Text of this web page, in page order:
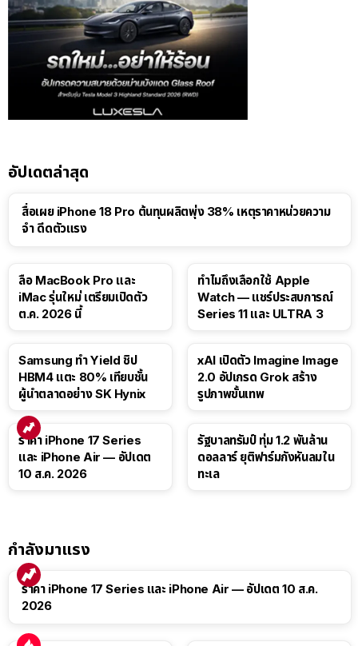
อัปเดตล่าสุด
สื่อเผย iPhone 18 Pro ต้นทุนผลิตพุ่ง 38% เหตุราคาหน่วยความ
จำ ดีดตัวแรง
ลือ MacBook Pro และ
iMac รุ่นใหม่ เตรียมเปิดตัว
ต.ค. 2026 นี้
ทำไมถึงเลือกใช้ Apple
Watch — แชร์ประสบการณ์
Series 11 และ ULTRA 3
Samsung ทำ Yield ชิป
HBM4 แตะ 80% เทียบชั้น
ผู้นำตลาดอย่าง SK Hynix
xAI เปิดตัว Imagine Image
2.0 อัปเกรด Grok สร้าง
รูปภาพขั้นเทพ
ราคา iPhone 17 Series
และ iPhone Air — อัปเดต
10 ส.ค. 2026
รัฐบาลทรัมป์ ทุ่ม 1.2 พันล้าน
ดอลลาร์ ยุติฟาร์มกังหันลมใน
ทะเล
กำลังมาแรง
ราคา iPhone 17 Series และ iPhone Air — อัปเดต 10 ส.ค.
2026